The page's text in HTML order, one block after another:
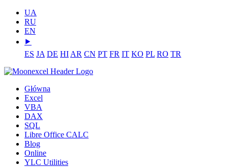
UA
RU
EN
⯈
ES JA DE HI AR CN PT FR IT KO PL RO TR
Główna
Excel
VBA
DAX
SQL
Libre Office CALC
Blog
Online
YLC Utilities